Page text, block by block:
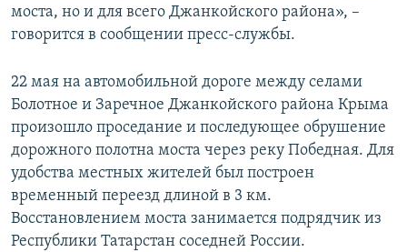
моста, но и для всего Джанкойского района», –
говорится в сообщении пресс-службы.
22 мая на автомобильной дороге между селами
Болотное и Заречное Джанкойского района Крыма
произошло проседание и последующее обрушение
дорожного полотна моста через реку Победная. Для
удобства местных жителей был построен
временный переезд длиной в 3 км.
Восстановлением моста занимается подрядчик из
Республики Татарстан соседней России.